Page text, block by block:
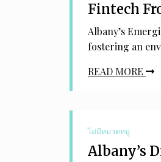
Fintech
Albany’s
fostering an
READ MORE
ไม่มีหมวดหมู่
Albany’s